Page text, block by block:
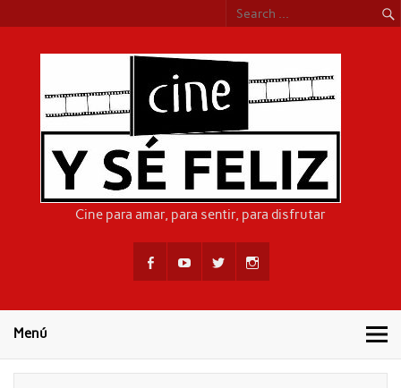
content
Cine para amar, para sentir, para disfrutar
Menú